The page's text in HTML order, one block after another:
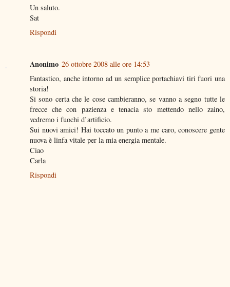
Un saluto.
Sat
Rispondi
Anonimo 26 ottobre 2008 alle ore 14:53
Fantastico, anche intorno ad un semplice portachiavi tiri fuori una
storia!
Si sono certa che le cose cambieranno, se vanno a segno tutte le
frecce che con pazienza e tenacia sto mettendo nello zaino,
vedremo i fuochi d’artificio.
Sui nuovi amici! Hai toccato un punto a me caro, conoscere gente
nuova è linfa vitale per la mia energia mentale.
Ciao
Carla
Rispondi